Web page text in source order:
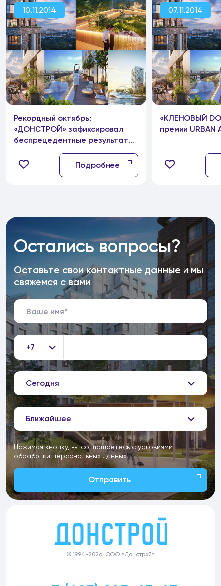
10.11.2014
Рекордный октябрь:
«ДОНСТРОЙ» зафиксировал
беспрецедентные результаты
Подробнее
07.11.2014
«КЛЕНОВЫЙ
премии URBAN
Остались вопросы?
Оставьте свои контактные данные и мы
свяжемся с вами
+7
Сегодня
Ближайшее
Нажимая кнопку, вы соглашаетесь сусловиями
обработки персональных данных
Отправить
© 1994-2026, ООО «Донстрой»